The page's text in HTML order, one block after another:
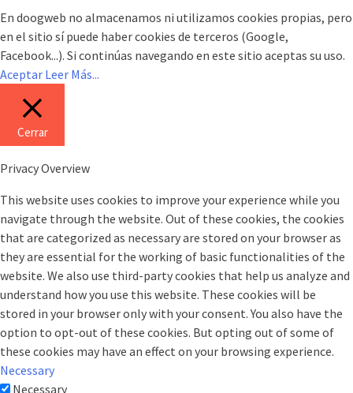
En doogweb no almacenamos ni utilizamos cookies propias, pero
en el sitio sí puede haber cookies de terceros (Google,
Facebook...). Si continúas navegando en este sitio aceptas su uso.
Aceptar Leer Más...
Cerrar
Privacy Overview
This website uses cookies to improve your experience while you
navigate through the website. Out of these cookies, the cookies
that are categorized as necessary are stored on your browser as
they are essential for the working of basic functionalities of the
website. We also use third-party cookies that help us analyze and
understand how you use this website. These cookies will be
stored in your browser only with your consent. You also have the
option to opt-out of these cookies. But opting out of some of
these cookies may have an effect on your browsing experience.
Necessary
Necessary